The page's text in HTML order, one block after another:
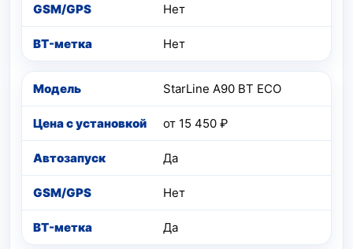
Нет
Нет
StarLine A90 BT ECO
от 15 450 ₽
Да
Нет
Да